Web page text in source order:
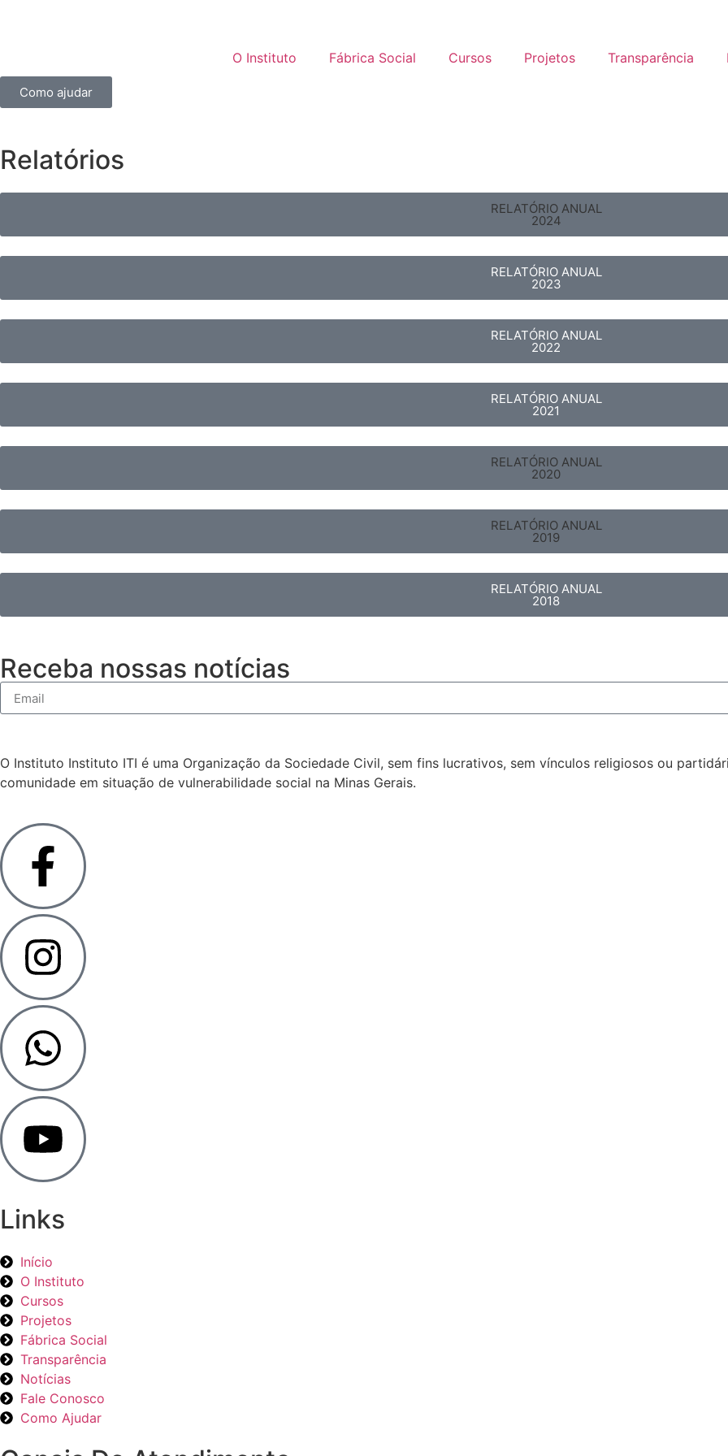
O Instituto Fábrica Social Cursos Projetos Transparência
Como ajudar
Relatórios
RELATÓRIO ANUAL
2024
RELATÓRIO ANUAL
2023
RELATÓRIO ANUAL
2022
RELATÓRIO ANUAL
2021
RELATÓRIO ANUAL
2020
RELATÓRIO ANUAL
2019
RELATÓRIO ANUAL
2018
Receba nossas notícias
O Instituto Instituto ITI é uma Organização da Sociedade Civil, sem fins lucrativos, sem vínculos religiosos ou
comunidade em situação de vulnerabilidade social na Minas Gerais.
Links
Início
O Instituto
Cursos
Projetos
Fábrica Social
Transparência
Notícias
Fale Conosco
Como Ajudar